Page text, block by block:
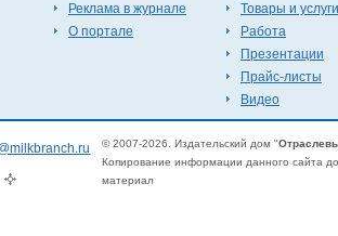
Реклама в журнале
О портале
Товары и услуги
Работа
Презентации
Прайс-листы
Видео
© 2007-2026. Издательский дом "
Копирование информации данного сайта
материал